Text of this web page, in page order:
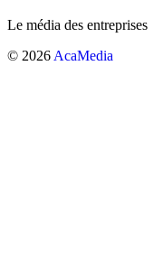
Le média des entreprises
© 2026 AcaMedia